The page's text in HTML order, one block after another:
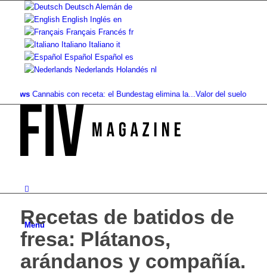
Deutsch Alemán de
English Inglés en
Français Francés fr
Italiano Italiano it
Español Español es
Nederlands Holandés nl
Cannabis con receta: el Bundestag elimina la...Valor del suelo de
Menú
Recetas de batidos de
fresa: Plátanos,
arándanos y compañía.